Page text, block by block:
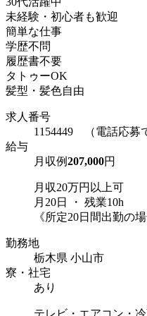
未経験・初心者も歓迎
簡単な仕事
学歴不問
履歴書不要
タトゥーOK
髪型・髪色自由
求人番号
1154449 （電話応募
給与
月収例207,000円
月収20万円以上可
月20日 ・ 残業10h
《所定20日間出勤の
勤務地
栃木県 小山市
寮・社宅
あり